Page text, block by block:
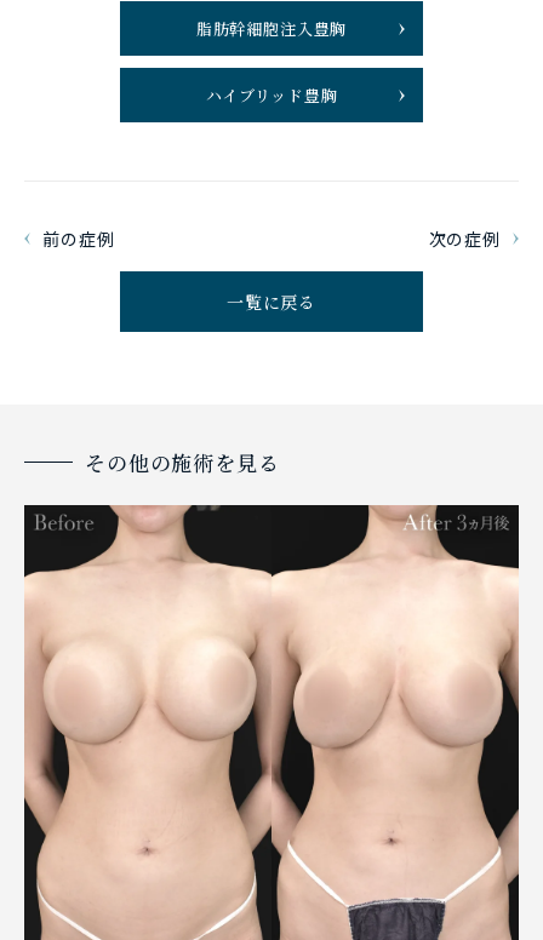
脂肪幹細胞注入豊胸
ハイブリッド豊胸
前の症例 次の症例
一覧に戻る
その他の施術を見る